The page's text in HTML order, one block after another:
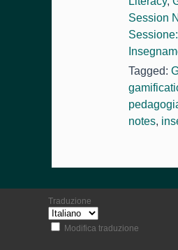
Session
Tagged:
notes,
Traduzione
Modifica traduzione